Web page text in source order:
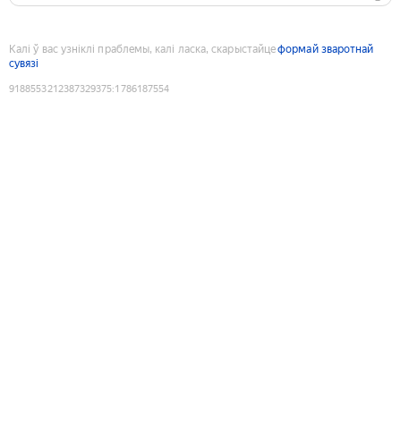
Калі ў вас узніклі праблемы, калі ласка, скарыстайцеформай зваротнай
сувязі
9188553212387329375:1786187554